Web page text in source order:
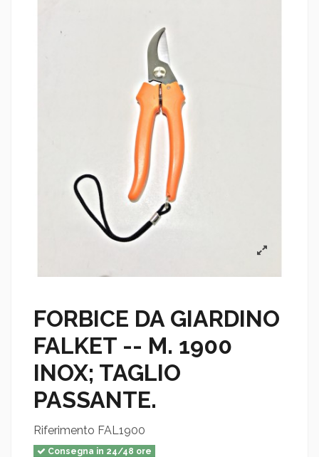
FORBICE DA GIARDINO
FALKET -- M. 1900
INOX; TAGLIO
PASSANTE.
Riferimento FAL1900
Consegna in 24/48 ore